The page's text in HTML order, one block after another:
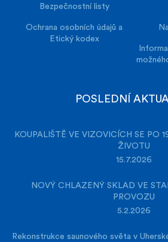
Bezpečnostní listy
Ochrana osobních údajů a
Etický kodex
POSLEDNÍ
KOUPALIŠTĚ VE VIZOVICÍCH SE PO
ŽIVOTU
15.7.2026
NOVÝ CHLAZENÝ SKLAD VE
PROVOZU
5.2.2026
Rekonstrukce saunového světa v